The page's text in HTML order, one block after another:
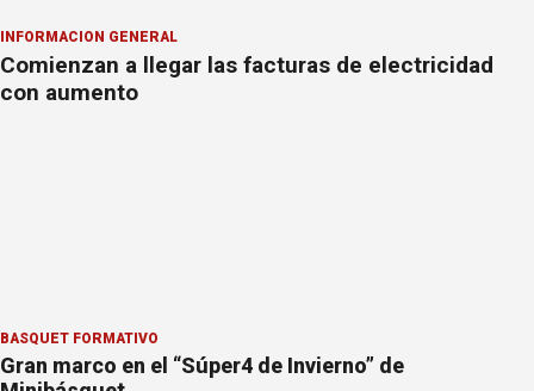
INFORMACION GENERAL
Comienzan a llegar las facturas de electricidad
con aumento
BÁSQUET FORMATIVO
Gran marco en el “Súper4 de Invierno” de